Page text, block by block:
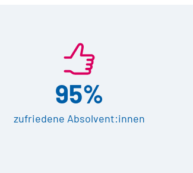
95%
zufriedene Absolvent:innen